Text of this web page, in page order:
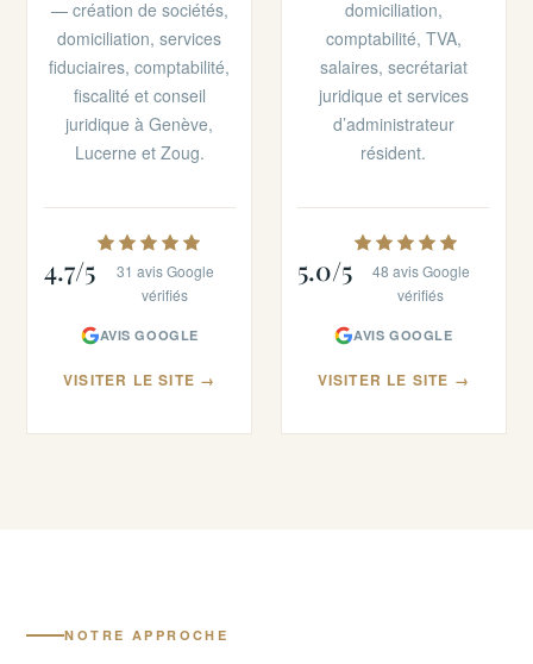
— création de sociétés,
domiciliation, services
fiduciaires, comptabilité,
fiscalité et conseil
juridique à Genève,
Lucerne et Zoug.
4.7/5
31 avis Google
vérifiés
AVIS GOOGLE
VISITER LE SITE →
domiciliation,
comptabilité, TVA,
salaires, secrétariat
juridique et services
d’administrateur
résident.
5.0/5
48 avis Google
vérifiés
AVIS GOOGLE
VISITER LE SITE →
NOTRE APPROCHE